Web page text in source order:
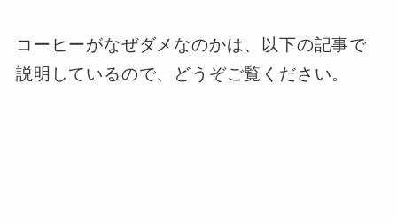
コーヒーがなぜダメなのかは、以下の記事で
説明しているので、どうぞご覧ください。